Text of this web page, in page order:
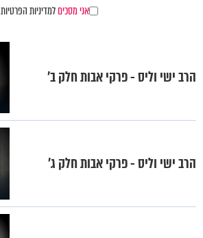
אני מסכיםלמדיניות הפרטיות
הרב ישי וליס - פרקי אבות חלק ב'
הרב ישי וליס - פרקי אבות חלק ג'